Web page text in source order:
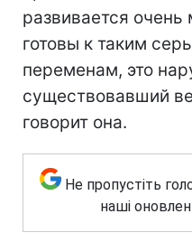
развивается
готовы к таким
переменам, это
существовавший
говорит она.
Не пропустіть
наші